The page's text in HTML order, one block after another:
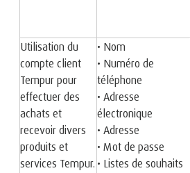
Utilisation du
compte client
Tempur pour
effectuer des
achats et
recevoir divers
produits et
services Tempur.
• Nom
• Numéro de
téléphone
• Adresse
électronique
• Adresse
• Mot de passe
• Listes de souhaits